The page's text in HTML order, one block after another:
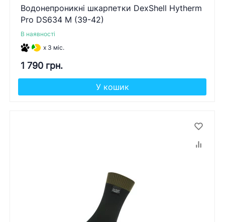
Водонепроникні шкарпетки DexShell Hytherm
Pro DS634 M (39-42)
В наявності
x 3 міс.
1 790 грн.
У кошик